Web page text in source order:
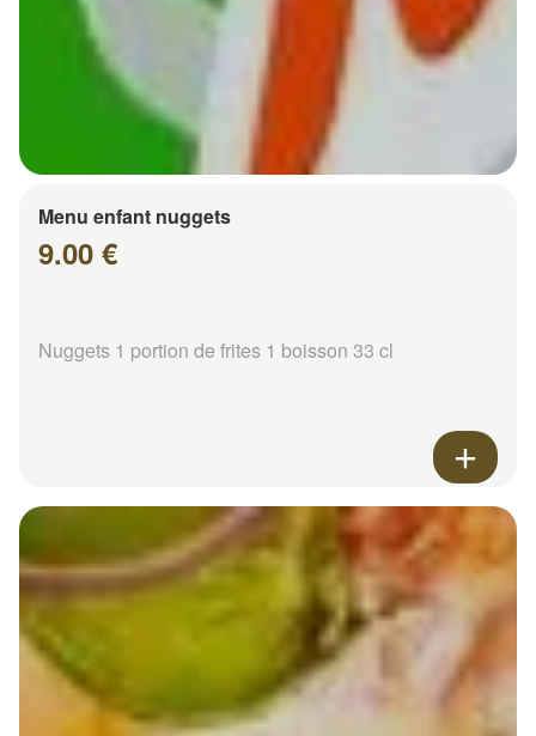
Menu enfant nuggets
9.00 €
Nuggets 1 portion de frites 1 boisson 33 cl